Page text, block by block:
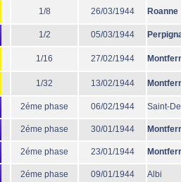
1/8 26/03/1944 Roanne
1/2 05/03/1944
1/16 27/02/1944
1/32 13/02/1944
2éme phase 06/02/1944 Saint-
2éme phase 30/01/1944
2éme phase 23/01/1944
2éme phase 09/01/1944 Albi